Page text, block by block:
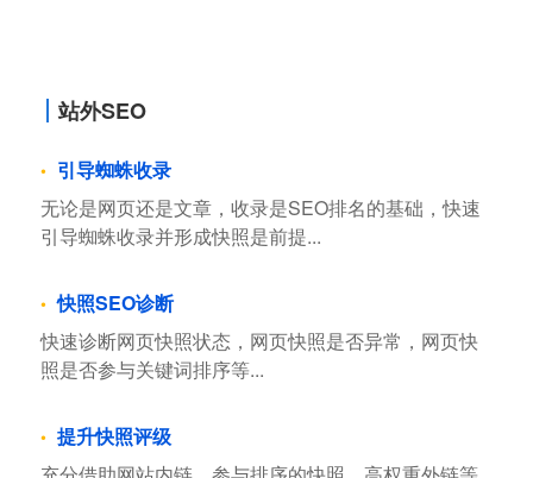
站外SEO
引导蜘蛛收录
无论是网页还是文章，收录是SEO排名的基础，快速
引导蜘蛛收录并形成快照是前提...
快照SEO诊断
快速诊断网页快照状态，网页快照是否异常，网页快
照是否参与关键词排序等...
提升快照评级